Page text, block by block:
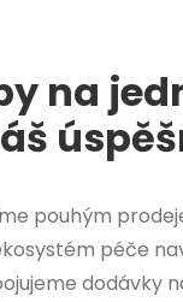
na
pouhým
péče
dodávky